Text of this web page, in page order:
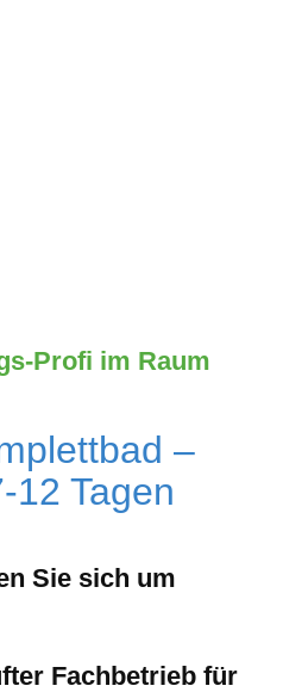
Profi im Raum
–
12 Tagen
Sie sich um
Fachbetrieb für